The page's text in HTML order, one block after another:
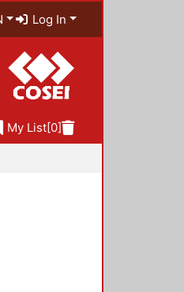
Log In
My List[0]